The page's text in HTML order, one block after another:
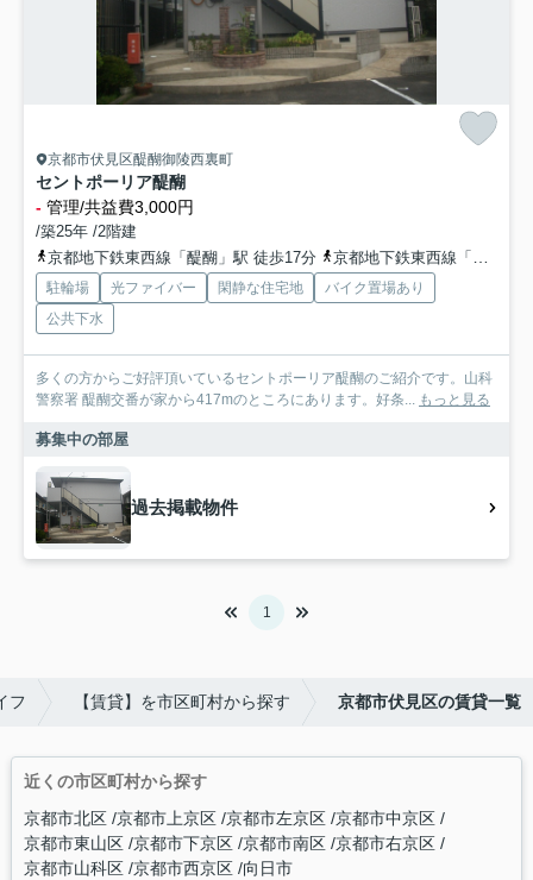
京都市伏見区醍醐御陵西裏町
セントポーリア醍醐
- 管理/共益費3,000円
/築25年 /2階建
京都地下鉄東西線「醍醐」駅 徒歩17分
京都地下鉄東西線「小野」駅 徒歩19分
駐輪場 光ファイバー 閑静な住宅地
バイク置場あり
公共下水
多くの方からご好評頂いているセントポーリア醍醐のご紹介です。山科
警察署 醍醐交番が家から417mのところにあります。好条... もっと見る
募集中の部屋
過去掲載物件
1
フ 【賃貸】を市区町村から探す 京都市伏見区の賃貸一覧
近くの市区町村から探す
京都市北区 京都市上京区 京都市左京区 京都市中京区
京都市東山区 京都市下京区 京都市南区 京都市右京区
京都市山科区 京都市西京区 向日市